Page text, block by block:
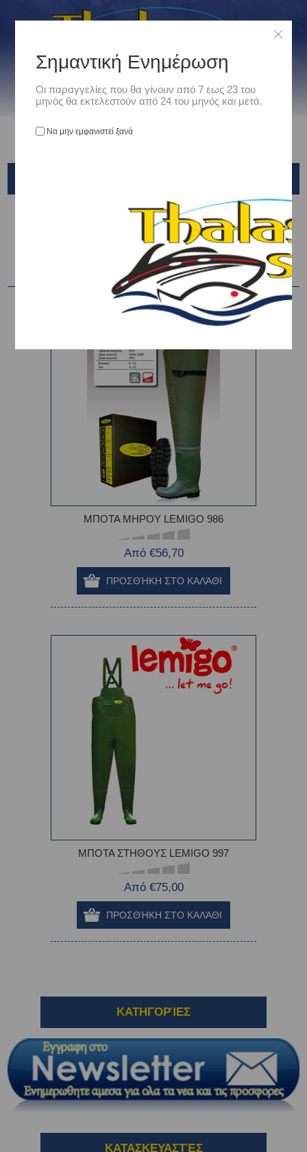
ΜΠΟΤΕΣ ΣΤΗΘΟΥΣ - ΜΗΡΟΥ LEXPO
-10%
ΜΠΟΤΑ ΜΗΡΟΥ LEMIGO 986
Από €56,70
ΜΠΟΤΑ ΣΤΗΘΟΥΣ LEMIGO 997
Από €75,00
ΚΑΤΗΓΟΡΊΕΣ
ΚΑΤΑΣΚΕΥΑΣΤΈΣ
Σημαντική Ενημέρωση
Οι παραγγελίες που θα γίνουν από 7 εως 23 του
μηνός θα εκτελεστούν από 24 του μηνός και μετά.
Να μην εμφανιστεί ξανά